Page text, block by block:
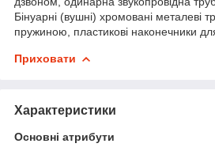
Бінуарні (вушні) хромовані металеві
пружиною, пластикові наконечники
Приховати
Характеристики
Основні атрибути